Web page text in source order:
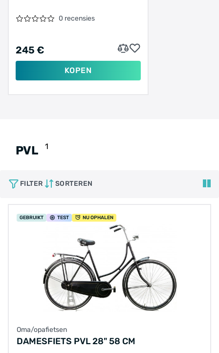
0 recensies
245 €
KOPEN
PVL 1
FILTER SORTEREN
GEBRUIKT TEST NU OPHALEN
Oma/opafietsen
DAMESFIETS PVL 28" 58 CM